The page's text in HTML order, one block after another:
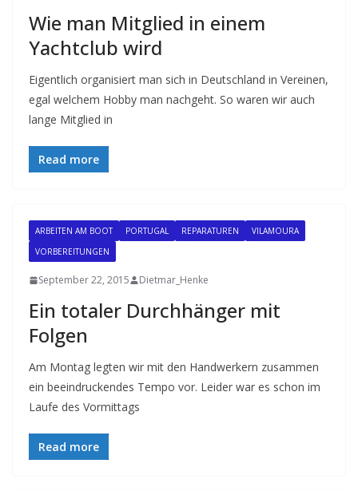
Wie man Mitglied in einem
Yachtclub wird
Eigentlich organisiert man sich in Deutschland in Vereinen,
egal welchem Hobby man nachgeht. So waren wir auch
lange Mitglied in
Read more
ARBEITEN AM BOOT PORTUGAL REPARATUREN
VILAMOURA
VORBEREITUNGEN
September 22, 2015 Dietmar_Henke
Ein totaler Durchhänger mit
Folgen
Am Montag legten wir mit den Handwerkern zusammen
ein beeindruckendes Tempo vor. Leider war es schon im
Laufe des Vormittags
Read more